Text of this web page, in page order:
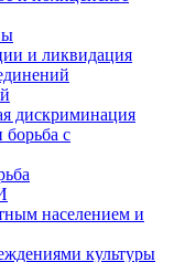
и ликвидация
дискриминация
с
населением и
культуры